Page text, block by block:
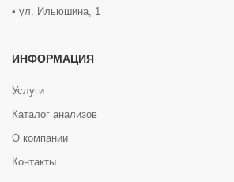
• ул. Ильюшина, 1
ИНФОРМАЦИЯ
Услуги
Каталог анализов
О компании
Контакты